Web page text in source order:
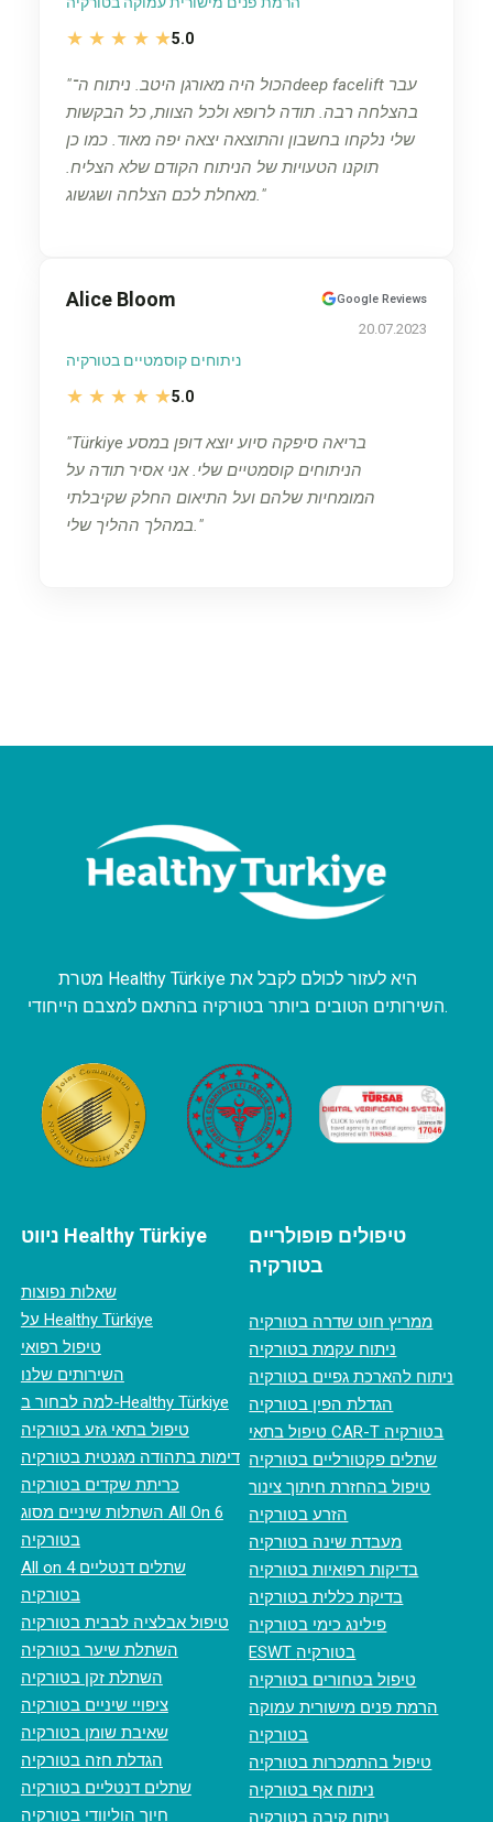
★ ★ ★ ★ ★5.0
הכול היה מאורגן היטב. ניתוח ה־deep facelift עבר
בהצלחה רבה. תודה לרופא ולכל הצוות, כל הבקשות
שלי נלקחו בחשבון והתוצאה יצאה יפה מאוד. כמו כן
תוקנו הטעויות של הניתוח הקודם שלא הצליח.
מאחלת לכם הצלחה ושגשוג.
Alice Bloom Google Reviews
20.07.2023
ניתוחים קוסמטיים בטורקיה
★ ★ ★ ★ ★5.0
Türkiye בריאה סיפקה סיוע יוצא דופן במסע
הניתוחים קוסמטיים שלי. אני אסיר תודה על
המומחיות שלהם ועל התיאום החלק שקיבלתי
במהלך ההליך שלי.
מטרת Healthy Türkiye היא לעזור לכולם לקבל את
השירותים הטובים ביותר בטורקיה בהתאם למצבם הייחודי.
ניווט Healthy Türkiye
שאלות נפוצות
על Healthy Türkiye
טיפול רפואי
השירותים שלנו
למה לבחור ב-Healthy Türkiye
טיפול בתאי גזע בטורקיה
דימות בתהודה מגנטית בטורקיה
כריתת שקדים בטורקיה
השתלות שיניים מסוג All On 6
בטורקיה
All on 4 שתלים דנטליים
בטורקיה
טיפול אבלציה לבבית בטורקיה
השתלת שיער בטורקיה
השתלת זקן בטורקיה
ציפויי שיניים בטורקיה
שאיבת שומן בטורקיה
הגדלת חזה בטורקיה
שתלים דנטליים בטורקיה
חיוך הוליוודי בטורקיה
טיפולים פופולריים
בטורקיה
ממריץ חוט שדרה בטורקיה
ניתוח עקמת בטורקיה
ניתוח להארכת גפיים בטורקיה
הגדלת הפין בטורקיה
טיפול בתאי CAR-T בטורקיה
שתלים פקטורליים בטורקיה
טיפול בהחזרת חיתוך צינור
הזרע בטורקיה
מעבדת שינה בטורקיה
בדיקות רפואיות בטורקיה
בדיקת כללית בטורקיה
פילינג כימי בטורקיה
ESWT בטורקיה
טיפול בטחורים בטורקיה
הרמת פנים מישורית עמוקה
בטורקיה
טיפול בהתמכרות בטורקיה
ניתוח אף בטורקיה
ניתוח קיבה בטורקיה